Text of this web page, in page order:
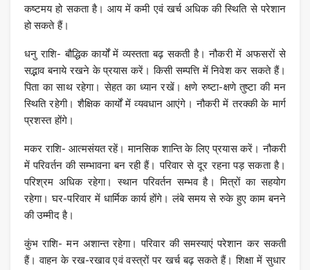
कष्टमय हो सकता है। आय में कमी एवं खर्च अधिक की स्‍थिति से परेशान
हो सकते हैं।
धनु राशि- बौद्धिक कार्यों में व्यस्तता बढ़ सकती है। नौकरी में अफसरों से
सद्भाव बनाये रखने के प्रयास करें। किसी सम्पत्ति में निवेश कर सकते हैं।
पिता का साथ रहेगा। सेहत का ध्‍यान रखें। क्षणे रुष्‍टा-क्षणे तुष्टा की मन
स्‍थिति रहेगी। शैक्षिक कार्यों में व्यवधान आएंगे। नौकरी में तरक्की के मार्ग
प्रशस्त होंगे।
मकर राशि- आत्मसंयत रहें। मानसिक शान्ति‍ के लिए प्रयास करें। नौकरी
में परिवर्तन की सम्भावना बन रही हैं। परिवार से दूर रहना पड़ सकता है।
परिश्रम अधिक रहेगा। स्थान परिवर्तन सम्भव है। मित्रों का सहयोग
रहेगा। घर-पर‍िवार में धार्म‍िक कार्य होंगे। लंबे समय से रुके हुए काम बनने
की उम्‍मीद है।
कुंभ राशि- मन अशान्त रहेगा। परिवार की समस्याएं परेशान कर सकती
हैं। वाहन के रख-रखाव एवं वस्त्रों पर खर्च बढ़ सकते हैं। शिक्षा में सुधार